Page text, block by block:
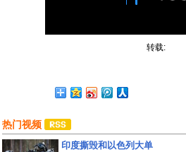
转载:
热门视频
印度撕毁和以色列大单